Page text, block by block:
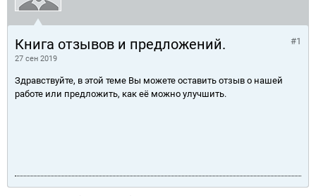
Книга отзывов и предложений.
27 сен 2019
#1
Здравствуйте, в этой теме Вы можете оставить отзыв о нашей
работе или предложить, как её можно улучшить.